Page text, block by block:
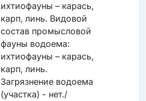
ихтиофауны – карась,
карп, линь. Видовой
состав промысловой
фауны водоема:
ихтиофауны – карась,
карп, линь.
Загрязнение водоема
(участка) - нет./